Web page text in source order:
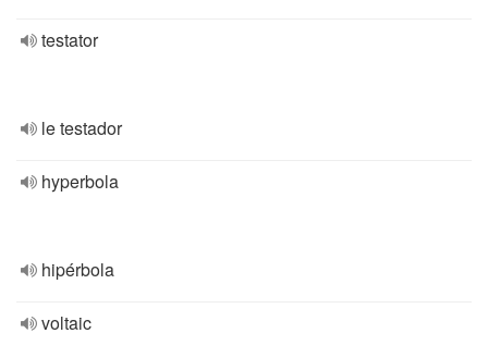
testator
le testador
hyperbola
hipérbola
voltaic